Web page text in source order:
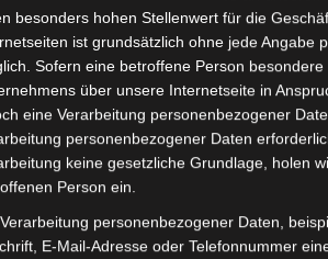
Rezensionen (0)
Scooter VSX. Controller für
besonders hohen Stellenwert für die
ist grundsätzlich ohne jede Angabe
Sofern eine betroffene Person
über unsere Internetseite in
eine Verarbeitung personenbezogener
personenbezogener Daten
keine gesetzliche Grundlage, holen
Person ein.
personenbezogener Daten,
E-Mail-Adresse oder Telefonnummer